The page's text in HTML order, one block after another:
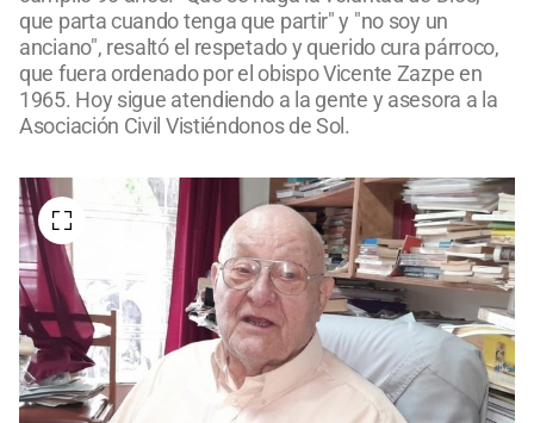
que parta cuando tenga que partir" y "no soy un
anciano", resaltó el respetado y querido cura párroco,
que fuera ordenado por el obispo Vicente Zazpe en
1965. Hoy sigue atendiendo a la gente y asesora a la
Asociación Civil Vistiéndonos de Sol.